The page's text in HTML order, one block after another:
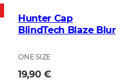
Hunter Cap
BlindTech Blaze Blur
ONE SIZE
19,90 €